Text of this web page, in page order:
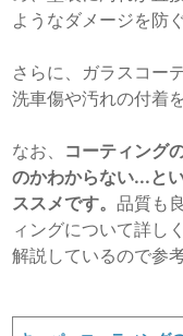
ようなダメージを防
さらに、ガラスコー
洗車傷や汚れの付着
なお、 コーティング
のかわからない...と
ススメです。品質も
ィングについて詳し
解説しているので参